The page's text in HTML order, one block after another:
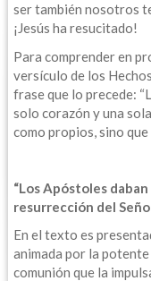
ser también nosotros
¡Jesús ha resucitado!
Para comprender en
versículo de los
frase que lo precede:
solo corazón y una
como propios, sino
“Los Apóstoles
resurrección del
En el texto es
animada por la
comunión que la